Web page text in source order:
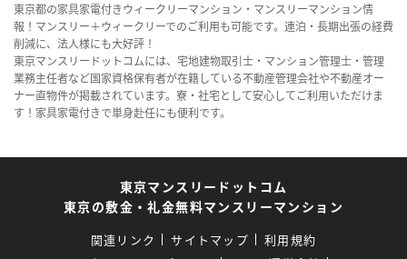
東京都の家具家電付きウィークリーマンション・マンスリーマンション情
報！マンスリー＋ウィークリーでのご利用も可能です。連泊・長期出張の経費
削減に、法人様にも大好評！
東京マンスリードットコムには、宅地建物取引士・マンション管理士・管理
業務主任者など国家資格保有者が在籍している不動産管理会社や不動産オー
ナー直物件が掲載されています。寮・社宅として安心してご利用いただけま
す！家具家電付きで単身赴任にも便利です。
東京マンスリードットコム
東京の敷金・礼金無料マンスリーマンション
関連リンク サイトマップ
利用規約